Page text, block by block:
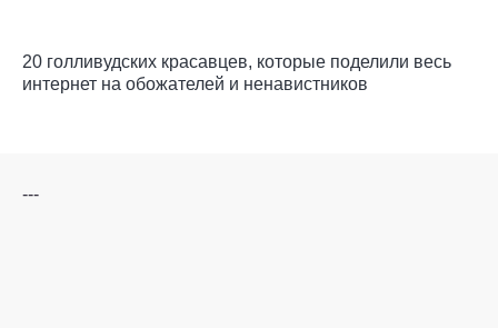
20 голливудских красавцев, которые поделили весь
интернет на обожателей и ненавистников
---